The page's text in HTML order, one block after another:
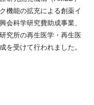
機能の拡充による創薬イ
会科学研究費助成事業、
究所の再生医学・再生医
を受けて行われました。